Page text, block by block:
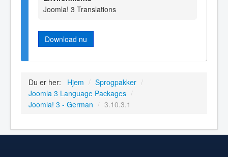
Joomla! 3 Translations
Download nu
Du er her: Hjem / Sprogpakker /
Joomla 3 Language Packages /
Joomla! 3 - German / 3.10.3.1